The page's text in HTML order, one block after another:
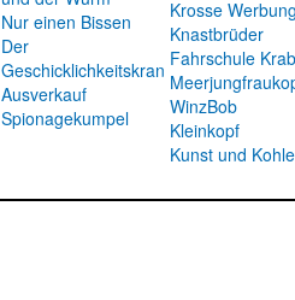
Nur einen Bissen
Der
Geschicklichkeitskran
Ausverkauf
Spionagekumpel
Krosse
Knastbrüder
Fahrschule
WinzBob
Kleinkopf
Kunst und Kohle